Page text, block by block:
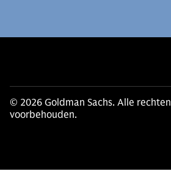
© 2026 Goldman Sachs. Alle rechten
voorbehouden.